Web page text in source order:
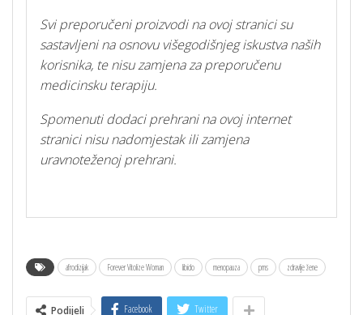
Svi preporučeni proizvodi na ovoj stranici su
sastavljeni na osnovu višegodišnjeg iskustva naših
korisnika, te nisu zamjena za preporučenu
medicinsku terapiju.
Spomenuti dodaci prehrani na ovoj internet
stranici nisu nadomjestak ili zamjena
uravnoteženoj prehrani.
afrodizijak Forever Vitolize Woman libido menopauza pms zdravlje žene
Podijeli Facebook Twitter